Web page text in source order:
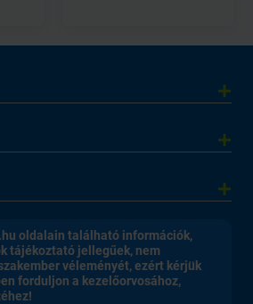
oldalain található információk,
tájékoztató jellegűek, nem
véleményét, ezért kérjük
forduljon a kezelőorvosához,